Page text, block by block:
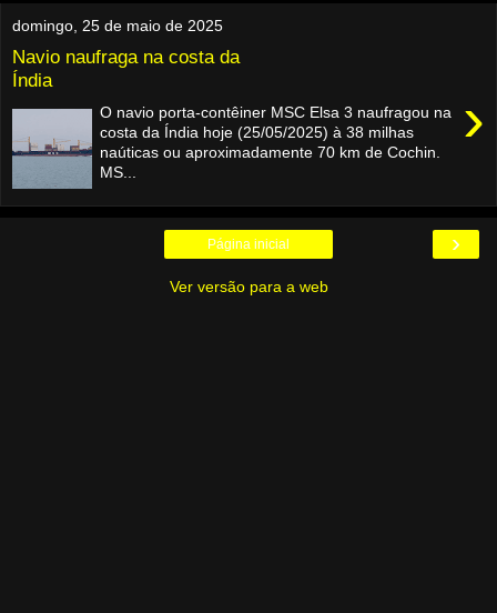
domingo, 25 de maio de 2025
Navio naufraga na costa da
Índia
›
O navio porta-contêiner MSC Elsa 3 naufragou na
costa da Índia hoje (25/05/2025) à 38 milhas
naúticas ou aproximadamente 70 km de Cochin.
MS...
›
Página inicial
Ver versão para a web